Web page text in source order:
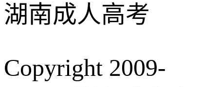
湖南成人高考
Copyright 2009-